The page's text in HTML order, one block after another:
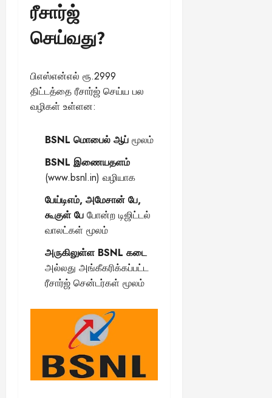
ரீசார்ஜ்
செய்வது?
பிஎஸ்என்எல் ரூ.2999
திட்டத்தை ரீசார்ஜ் செய்ய பல
வழிகள் உள்ளன:
BSNL மொபைல் ஆப் மூலம்
BSNL இணையதளம்
(www.bsnl.in) வழியாக
பேய்டிஎம், அமேசான் பே,
கூகுள் பே போன்ற டிஜிட்டல்
வாலட்கள் மூலம்
அருகிலுள்ள BSNL கடை
அல்லது அங்கீகரிக்கப்பட்ட
ரீசார்ஜ் சென்டர்கள் மூலம்